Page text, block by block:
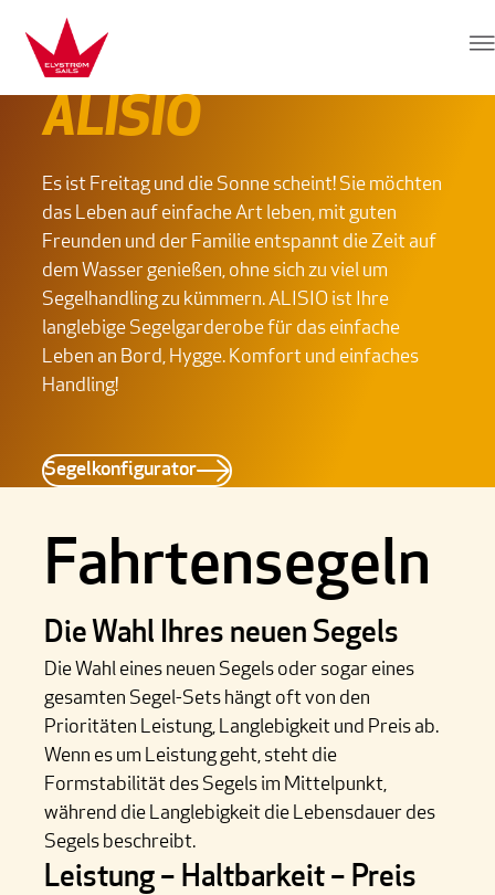
Zum Inhalt springen
Elvstrøm Sails
ALISIO
Es ist Freitag und die Sonne scheint! Sie möchten
das Leben auf einfache Art leben, mit guten
Freunden und der Familie entspannt die Zeit auf
dem Wasser genießen, ohne sich zu viel um
Segelhandling zu kümmern. ALISIO ist Ihre
langlebige Segelgarderobe für das einfache
Leben an Bord, Hygge. Komfort und einfaches
Handling!
Segelkonfigurator
Fahrtensegeln
Die Wahl Ihres neuen Segels
Die Wahl eines neuen Segels oder sogar eines
gesamten Segel-Sets hängt oft von den
Prioritäten Leistung, Langlebigkeit und Preis ab.
Wenn es um Leistung geht, steht die
Formstabilität des Segels im Mittelpunkt,
während die Langlebigkeit die Lebensdauer des
Segels beschreibt.
Leistung – Haltbarkeit – Preis